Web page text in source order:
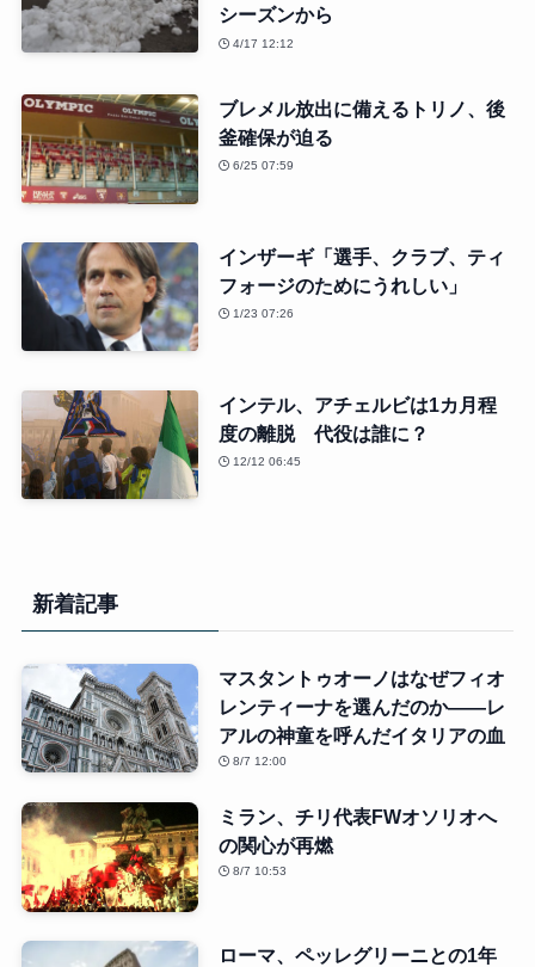
シーズンから
4/17 12:12
ブレメル放出に備えるトリノ、後
釜確保が迫る
6/25 07:59
インザーギ「選手、クラブ、ティ
フォージのためにうれしい」
1/23 07:26
インテル、アチェルビは1カ月程
度の離脱 代役は誰に？
12/12 06:45
新着記事
マスタントゥオーノはなぜフィオ
レンティーナを選んだのか――レ
アルの神童を呼んだイタリアの血
8/7 12:00
ミラン、チリ代表FWオソリオへ
の関心が再燃
8/7 10:53
ローマ、ペッレグリーニとの1年